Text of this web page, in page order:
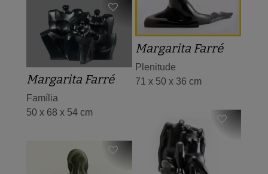
Margarita Farré
Plenitude
71 x 50 x 36 cm
Margarita Farré
Família
50 x 68 x 54 cm